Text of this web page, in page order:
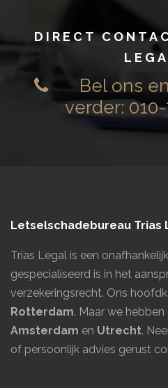
DIRECT
Bel ons
verder:
Letselschadebureau Trias
Trias Legal is een
gespecialiseerd is in het
verzekeringsrecht. Ons
Rotterdam. Maar we
Amsterdam en Utrecht.
of persoonlijk advies gerust